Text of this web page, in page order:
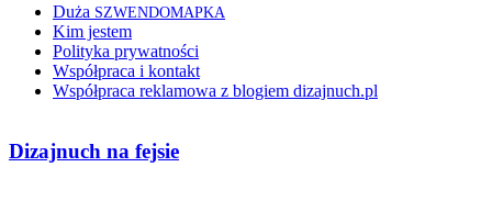
Duża SZWENDOMAPKA
Kim jestem
Polityka prywatności
Współpraca i kontakt
Współpraca reklamowa z blogiem dizajnuch.pl
Dizajnuch na fejsie